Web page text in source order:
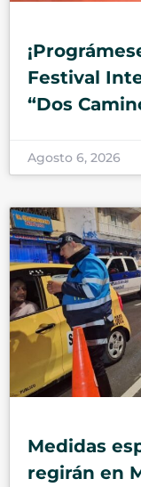
Festival
“Dos
Agosto 6, 2026
Medidas
regirán en